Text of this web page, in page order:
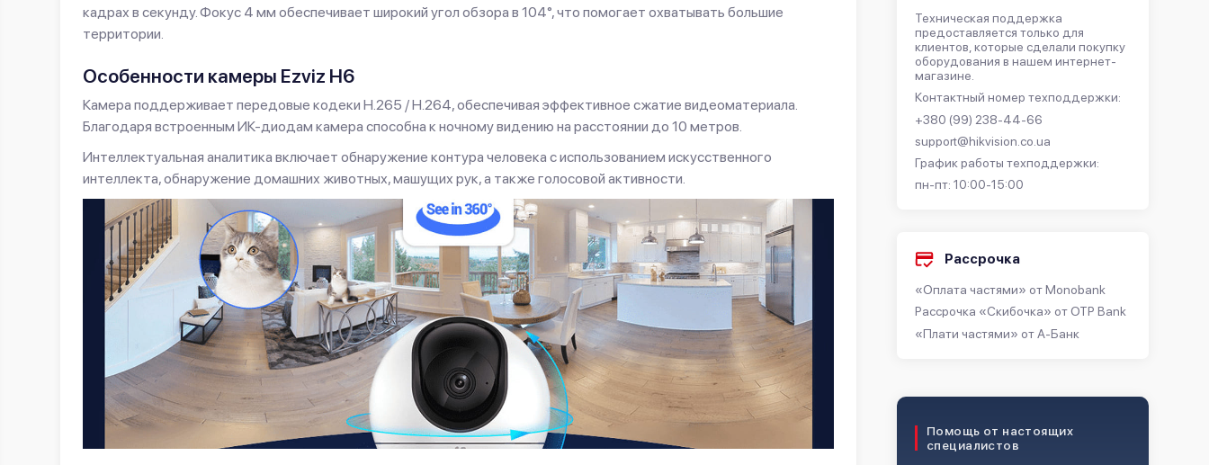
Техническая поддержка
предоставляется только для
клиентов, которые сделали покупку
оборудования в нашем интернет-
магазине.
Контактный номер техподдержки:
+380 (99) 238-44-66
support@hikvision.co.ua
График работы техподдержки:
пн-пт: 10:00-15:00
Рассрочка
«Оплата частями» от Monobank
Рассрочка «Скибочка» от OTP Bank
«Плати частями» от А-Банк
Помощь от настоящих
специалистов
кадрах в секунду. Фокус 4 мм обеспечивает широкий угол обзора в 104°, что помогает охватывать большие
территории.
Особенности камеры Ezviz H6
Камера поддерживает передовые кодеки H.265 / H.264, обеспечивая эффективное сжатие видеоматериала.
Благодаря встроенным ИК-диодам камера способна к ночному видению на расстоянии до 10 метров.
Интеллектуальная аналитика включает обнаружение контура человека с использованием искусственного
интеллекта, обнаружение домашних животных, машущих рук, а также голосовой активности.